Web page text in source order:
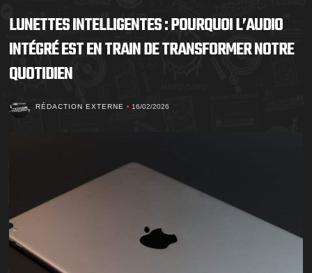
LUNETTES INTELLIGENTES : POURQUOI L’AUDIO
INTÉGRÉ EST EN TRAIN DE TRANSFORMER NOTRE
QUOTIDIEN
RÉDACTION EXTERNE 16/02/2026